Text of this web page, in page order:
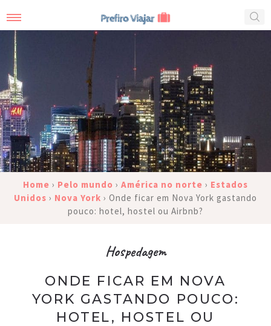
Home › Pelo mundo › América no norte › Estados
Unidos › Nova York › Onde ficar em Nova York gastando
pouco: hotel, hostel ou Airbnb?
Hospedagem
ONDE FICAR EM NOVA
YORK GASTANDO POUCO:
HOTEL, HOSTEL OU